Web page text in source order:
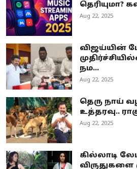
தெரியுமா?
Aug 22, 2025
விஜய்யின்
நம...
Aug 22, 2025
தெரு நாய்
உத்தரவு..
Aug 22, 2025
கில்லாடி
விருதுகளை